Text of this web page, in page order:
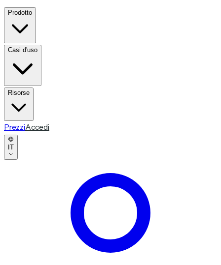
Prodotto
Casi d'uso
Risorse
PrezziAccedi
IT